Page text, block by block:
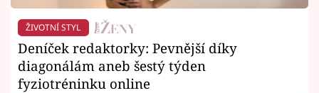
ŽIVOTNÍ STYL
Deníček redaktorky: Pevnější díky
diagonálám aneb šestý týden
fyziotréninku online